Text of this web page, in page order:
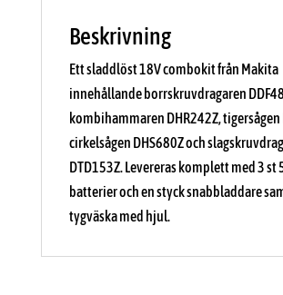
Beskrivning
Ett sladdlöst 18V combokit från Makita
innehållande borrskruvdragaren
kombihammaren DHR242Z, tigersågen
cirkelsågen DHS680Z och
DTD153Z. Levereras komplett med 3 st
batterier och en styck snabbladdare
tygväska med hjul.